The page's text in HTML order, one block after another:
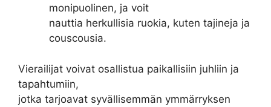
monipuolinen, ja voit
nauttia herkullisia ruokia, kuten tajineja ja
couscousia.
Vierailijat voivat osallistua paikallisiin juhliin ja
tapahtumiin,
jotka tarjoavat syvällisemmän ymmärryksen